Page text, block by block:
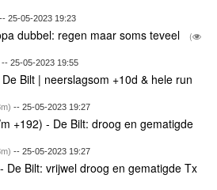
-- 25-05-2023 19:23
dubbel: regen maar soms teveel
(
25-05-2023 19:55
Bilt | neerslagsom +10d & hele run
-- 25-05-2023 19:27
+192) - De Bilt: droog en gematigde
-- 25-05-2023 19:27
De Bilt: vrijwel droog en gematigde Tx